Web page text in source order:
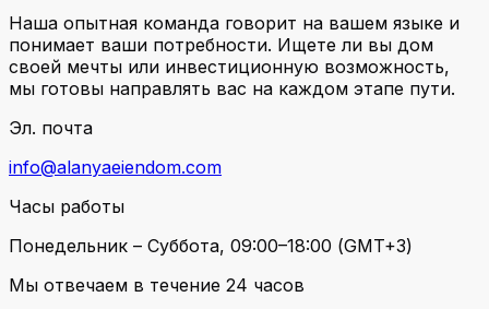
Наша опытная команда говорит на вашем языке и
понимает ваши потребности. Ищете ли вы дом
своей мечты или инвестиционную возможность,
мы готовы направлять вас на каждом этапе пути.
Эл. почта
info@alanyaeiendom.com
Часы работы
Понедельник – Суббота, 09:00–18:00 (GMT+3)
Мы отвечаем в течение 24 часов